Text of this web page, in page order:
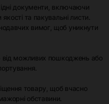
документи, включаючи
та пакувальні листи.
вимог, щоб уникнути
від можливих пошкоджень або
товару, щоб вчасно
обставини.